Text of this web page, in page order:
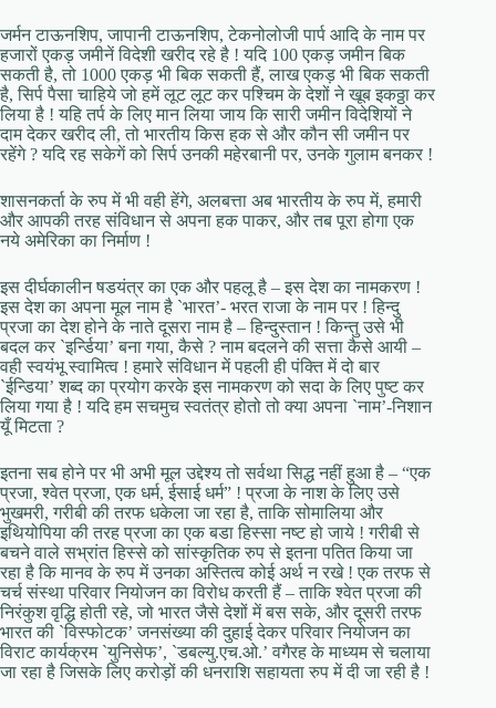
जर्मन टाऊनशिप, जापानी टाऊनशिप, टेकनोलोजी पार्प आदि के नाम पर
हजारों एकड़ जमीनें विदेशी खरीद रहे है ! यदि 100 एकड़ जमीन बिक
सकती है, तो 1000 एकड़ भी बिक सकती हैं, लाख एकड़ भी बिक सकती
है, सिर्प पैसा चाहिये जो हमें लूट लूट कर पश्चिम के देशों ने खूब इकठ्ठा कर
लिया है ! यहि तर्प के लिए मान लिया जाय कि सारी जमीन विदेशियों ने
दाम देकर खरीद ली, तो भारतीय किस हक से और कौन सी जमीन पर
रहेंगे ? यदि रह सकेगें को सिर्प उनकी महेरबानी पर, उनके गुलाम बनकर !
शासनकर्ता के रुप में भी वही हेंगे, अलबत्ता अब भारतीय के रुप में, हमारी
और आपकी तरह संविधान से अपना हक पाकर, और तब पूरा होगा एक
नये अमेरिका का निर्माण !
इस दीर्घकालीन षडयंत्र का एक और पहलू है – इस देश का नामकरण !
इस देश का अपना मूल नाम है `भारत’- भरत राजा के नाम पर ! हिन्दु
प्रजा का देश होने के नाते दूसरा नाम है – हिन्दुस्तान ! किन्तु उसे भी
बदल कर `इर्न्डिया’ बना गया, कैसे ? नाम बदलने की सत्ता कैसे आयी –
वही स्वयंभू स्वामित्व ! हमारे संविधान में पहली ही पंक्ति में दो बार
`ईन्डिया’ शब्द का प्रयोग करके इस नामकरण को सदा के लिए पुष्ट कर
लिया गया है ! यदि हम सचमुच स्वतंत्र होतो तो क्या अपना `नाम’-निशान
यूँ मिटता ?
इतना सब होने पर भी अभी मूल उद्देश्य तो सर्वथा सिद्ध नहीं हुआ है – “एक
प्रजा, श्वेत प्रजा, एक धर्म, ईसाई धर्म” ! प्रजा के नाश के लिए उसे
भुखमरी, गरीबी की तरफ धकेला जा रहा है, ताकि सोमालिया और
इथियोपिया की तरह प्रजा का एक बडा हिस्सा नष्ट हो जाये ! गरीबी से
बचने वाले सभ्रांत हिस्से को सांस्कृतिक रुप से इतना पतित किया जा
रहा है कि मानव के रुप में उनका अस्तित्व कोई अर्थ न रखे ! एक तरफ से
चर्च संस्था परिवार नियोजन का विरोध करती हैं – ताकि श्वेत प्रजा की
निरंकुश वृद्धि होती रहे, जो भारत जैसे देशों में बस सके, और दूसरी तरफ
भारत की `विस्फोटक’ जनसंख्या की दुहाई देकर परिवार नियोजन का
विराट कार्यक्रम `युनिसेफ’, `डबल्यु.एच.ओ.’ वगैरह के माध्यम से चलाया
जा रहा है जिसके लिए करोड़ों की धनराशि सहायता रुप में दी जा रही है !